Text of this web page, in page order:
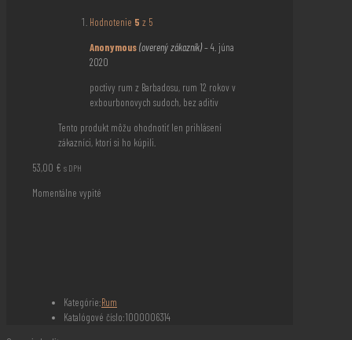
Hodnotenie 5 z 5
Anonymous(overený zákazník)–4. júna
2020
poctivy rum z Barbadosu, rum 12 rokov v
exbourbonovych sudoch, bez aditiv
Tento produkt môžu ohodnotiť len prihlásení
zákazníci, ktorí si ho kúpili.
53,00 € s DPH
Momentálne vypité
Kategórie:Rum
Katalógové číslo:1000006314